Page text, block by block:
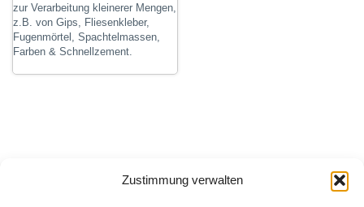
Zustimmung verwalten
zur Verarbeitung kleinerer Mengen,
z.B. von Gips, Fliesenkleber,
Fugenmörtel, Spachtelmassen,
Farben & Schnellzement.